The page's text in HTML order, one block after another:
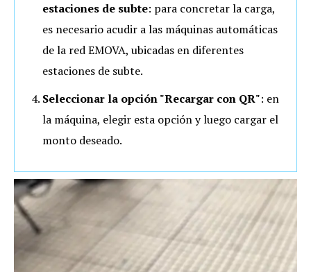
estaciones de subte: para concretar la carga,
es necesario acudir a las máquinas automáticas
de la red EMOVA, ubicadas en diferentes
estaciones de subte.
Seleccionar la opción "Recargar con QR": en
la máquina, elegir esta opción y luego cargar el
monto deseado.